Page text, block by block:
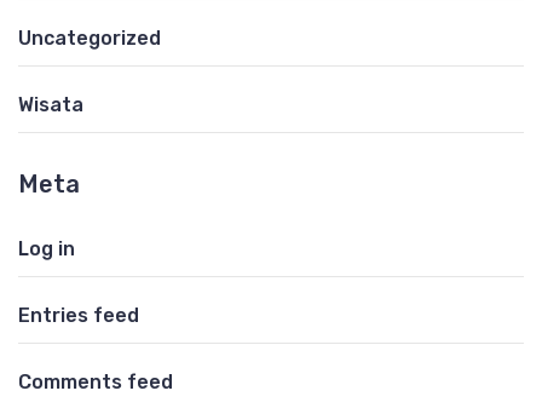
Uncategorized
Wisata
Meta
Log in
Entries feed
Comments feed